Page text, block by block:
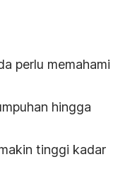
perlu memahami
hingga
tinggi kadar